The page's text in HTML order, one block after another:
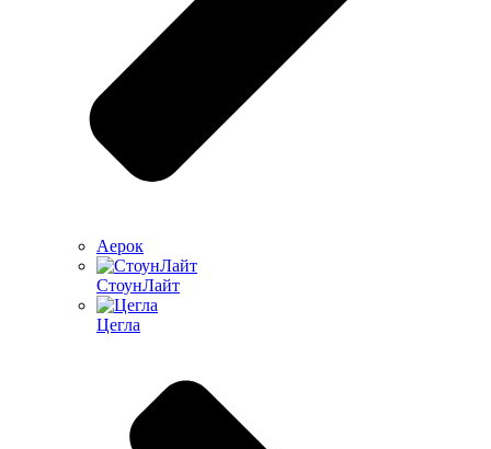
Аерок
СтоунЛайт
Цегла